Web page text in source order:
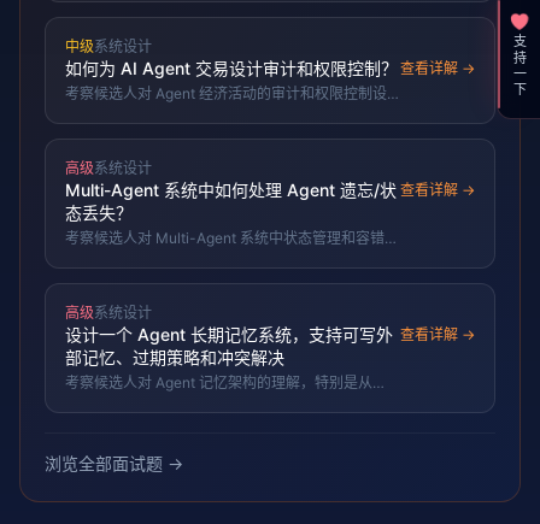
②Agent Client Protocol（Zed 提出，标准化"代码
编辑器/IDE↔编程 Agent"通信，类比 LSP/MCP，
基于 JSON-RPC）。
中级系统设计
如何为 AI Agent 交易设计审计和权限控制？
考察候选人对 Agent 经济活动的审计和权限控制设
查看详解 →
高级系统设计
Multi-Agent 系统中如何处理 Agent 遗忘/状
态丢失？
考察候选人对 Multi-Agent 系统中状态管理和容错设
查看详解 →
高级系统设计
设计一个 Agent 长期记忆系统，支持可写外
部记忆、过期策略和冲突解决
考察候选人对 Agent 记忆架构的理解，特别是从
查看详解 →
浏览全部面试题 →
支持一下